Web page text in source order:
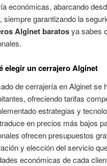
económicas, abarcando
siempre garantizando la
Alginet baratosya sabes
elegir un cerrajero Alginet
de cerrajería en Alginet se
ofreciendo tarifas
estrategias y
en precios más bajos
ofrecen presupuestos
y elección del servicio
económicas de cada